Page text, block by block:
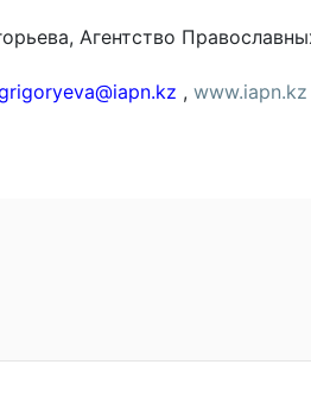
Агентство
, www.iapn.kz